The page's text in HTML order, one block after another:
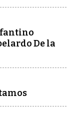
De la